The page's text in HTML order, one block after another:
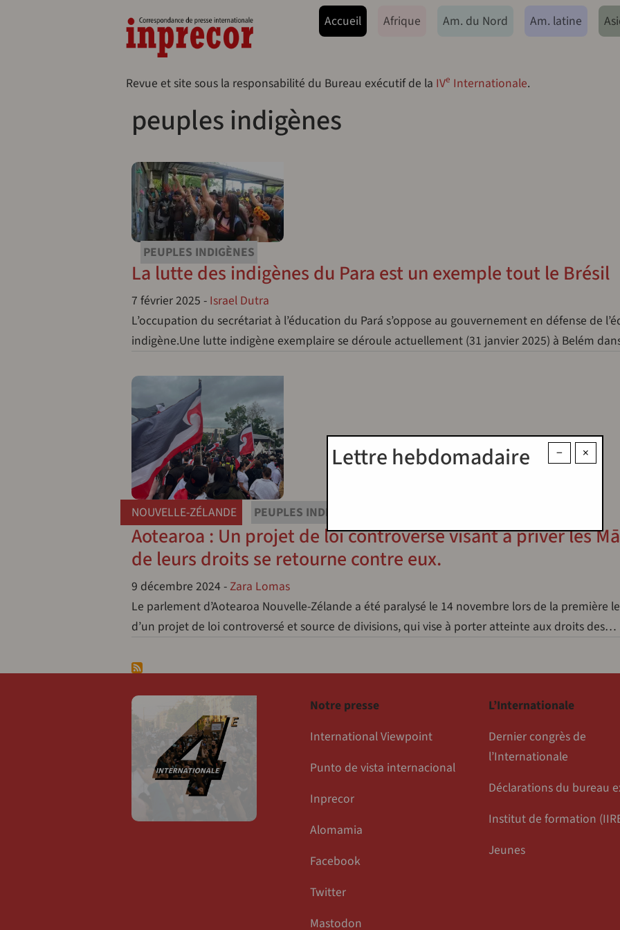
Navegação principal
Accueil Afrique Am. du Nord Am. latine
Revue et site sous la responsabilité du Bureau exécutif de la IVe Internationale.
peuples indigènes
PEUPLES INDIGÈNES
La lutte des indigènes du Para est un exemple tout le Brésil
7 février 2025 - Israel Dutra
L’occupation du secrétariat à l’éducation du Pará s’oppose au gouvernement en défense de
indigène.Une lutte indigène exemplaire se déroule actuellement (31 janvier 2025) à Belém
NOUVELLE-ZÉLANDE PEUPLES INDIGÈNES
Aotearoa : Un projet de loi controversé visant à priver les
de leurs droits se retourne contre eux.
9 décembre 2024-Zara Lomas
Le parlement d’Aotearoa Nouvelle-Zélande a été paralysé le 14 novembre lors de la première
d’un projet de loi controversé et source de divisions, qui vise à porter atteinte aux droits des…
×
−
Lettre hebdomadaire
Notre presse
International Viewpoint
Punto de vista internacional
Inprecor
Alomamia
Facebook
Twitter
Mastodon
L’Internationale
Dernier congrès de
l’Internationale
Déclarations du bureau
Institut de formation
Jeunes